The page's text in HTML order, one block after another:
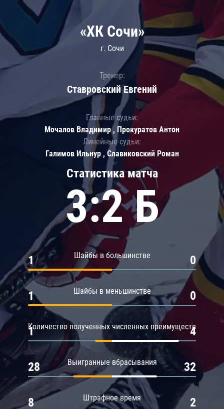
Статистика матча
3:2 Б
Шайбы в большинстве
1 0
Шайбы в меньшинстве
1 0
Количество полученных численных преимуществ
1 4
Выигранные вбрасывания
28 32
Штрафное время
8 2
«ХК Сочи»
г. Сочи
Тренер:
Ставровский Евгений
Главные судьи:
Мочалов Владимир , Прокуратов Антон
Линейные судьи:
Галимов Ильнур , Славиковский Роман